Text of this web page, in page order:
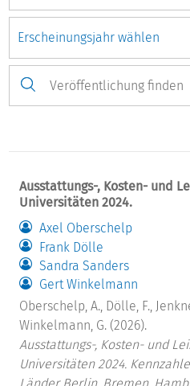
Ausstattungs-, Kosten- und
Universitäten 2024.
Axel Oberschelp
Frank Dölle
Sandra Sanders
Gert Winkelmann
Oberschelp, A., Dölle, F.,
Winkelmann, G. (2026).
Ausstattungs-, Kosten- und
Universitäten 2024.